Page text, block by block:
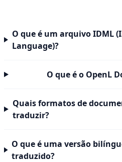
O que é um arquivo IDML
Language)?
O que é o OpenL
Quais formatos de
traduzir?
O que é uma versão
traduzido?